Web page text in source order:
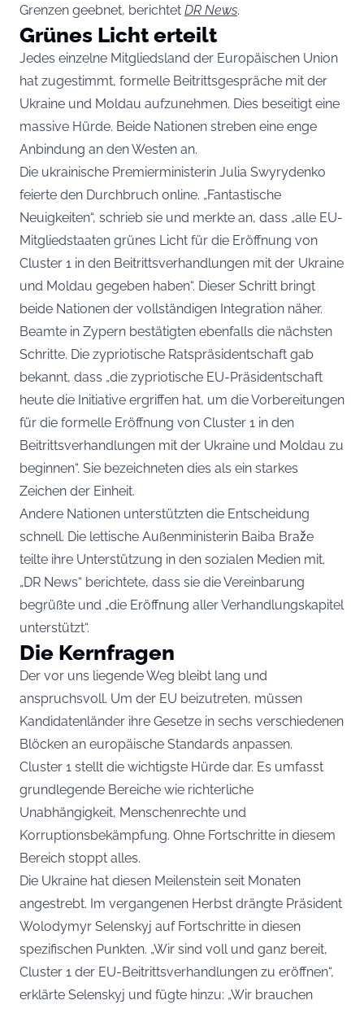
Grenzen geebnet, berichtet DR News.
Grünes Licht erteilt
Jedes einzelne Mitgliedsland der Europäischen Union
hat zugestimmt, formelle Beitrittsgespräche mit der
Ukraine und Moldau aufzunehmen. Dies beseitigt eine
massive Hürde. Beide Nationen streben eine enge
Anbindung an den Westen an.
Die ukrainische Premierministerin Julia Swyrydenko
feierte den Durchbruch online. „Fantastische
Neuigkeiten“, schrieb sie und merkte an, dass „alle EU-
Mitgliedstaaten grünes Licht für die Eröffnung von
Cluster 1 in den Beitrittsverhandlungen mit der Ukraine
und Moldau gegeben haben“. Dieser Schritt bringt
beide Nationen der vollständigen Integration näher.
Beamte in Zypern bestätigten ebenfalls die nächsten
Schritte. Die zypriotische Ratspräsidentschaft gab
bekannt, dass „die zypriotische EU-Präsidentschaft
heute die Initiative ergriffen hat, um die Vorbereitungen
für die formelle Eröffnung von Cluster 1 in den
Beitrittsverhandlungen mit der Ukraine und Moldau zu
beginnen“. Sie bezeichneten dies als ein starkes
Zeichen der Einheit.
Andere Nationen unterstützten die Entscheidung
schnell. Die lettische Außenministerin Baiba Braže
teilte ihre Unterstützung in den sozialen Medien mit.
„DR News“ berichtete, dass sie die Vereinbarung
begrüßte und „die Eröffnung aller Verhandlungskapitel
unterstützt“.
Die Kernfragen
Der vor uns liegende Weg bleibt lang und
anspruchsvoll. Um der EU beizutreten, müssen
Kandidatenländer ihre Gesetze in sechs verschiedenen
Blöcken an europäische Standards anpassen.
Cluster 1 stellt die wichtigste Hürde dar. Es umfasst
grundlegende Bereiche wie richterliche
Unabhängigkeit, Menschenrechte und
Korruptionsbekämpfung. Ohne Fortschritte in diesem
Bereich stoppt alles.
Die Ukraine hat diesen Meilenstein seit Monaten
angestrebt. Im vergangenen Herbst drängte Präsident
Wolodymyr Selenskyj auf Fortschritte in diesen
spezifischen Punkten. „Wir sind voll und ganz bereit,
Cluster 1 der EU-Beitrittsverhandlungen zu eröffnen“,
erklärte Selenskyj und fügte hinzu: „Wir brauchen